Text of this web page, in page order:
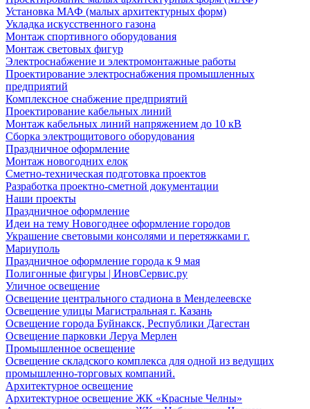
Установка МАФ (малых архитектурных форм)
Укладка искусственного газона
Монтаж спортивного оборудования
Монтаж световых фигур
Электроснабжение и электромонтажные работы
Проектирование электроснабжения промышленных
предприятий
Комплексное снабжение предприятий
Проектирование кабельных линий
Монтаж кабельных линий напряжением до 10 кВ
Сборка электрощитового оборудования
Праздничное оформление
Монтаж новогодних елок
Сметно-техническая подготовка проектов
Разработка проектно-сметной документации
Наши проекты
Праздничное оформление
Идеи на тему Новогоднее оформление городов
Украшение световыми консолями и перетяжками г.
Мариуполь
Праздничное оформление города к 9 мая
Полигонные фигуры | ИновСервис.ру
Уличное освещение
Освещение центрального стадиона в Менделеевске
Освещение улицы Магистральная г. Казань
Освещение города Буйнакск, Республики Дагестан
Освещение парковки Леруа Мерлен
Промышленное освещение
Освещение складского комплекса для одной из ведущих
промышленно-торговых компаний.
Архитектурное освещение
Архитектурное освещение ЖК «Красные Челны»